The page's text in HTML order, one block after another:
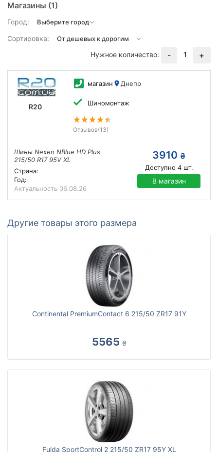
Магазины (1)
Город:
Сортировка:
Нужное количество:
- 1 +
R20
магазин Днепр
Шиномонтаж
Отзывов(13)
Шины Nexen NBlue HD Plus
215/50 R17 95V XL
Страна:
Год:
Актуальность 06.08.26
3910 ₴
Доступно 4шт.
В магазин
Другие товары этого размера
Continental PremiumContact 6 215/50 ZR17 91Y
5565 ₴
Fulda SportControl 2 215/50 ZR17 95Y XL